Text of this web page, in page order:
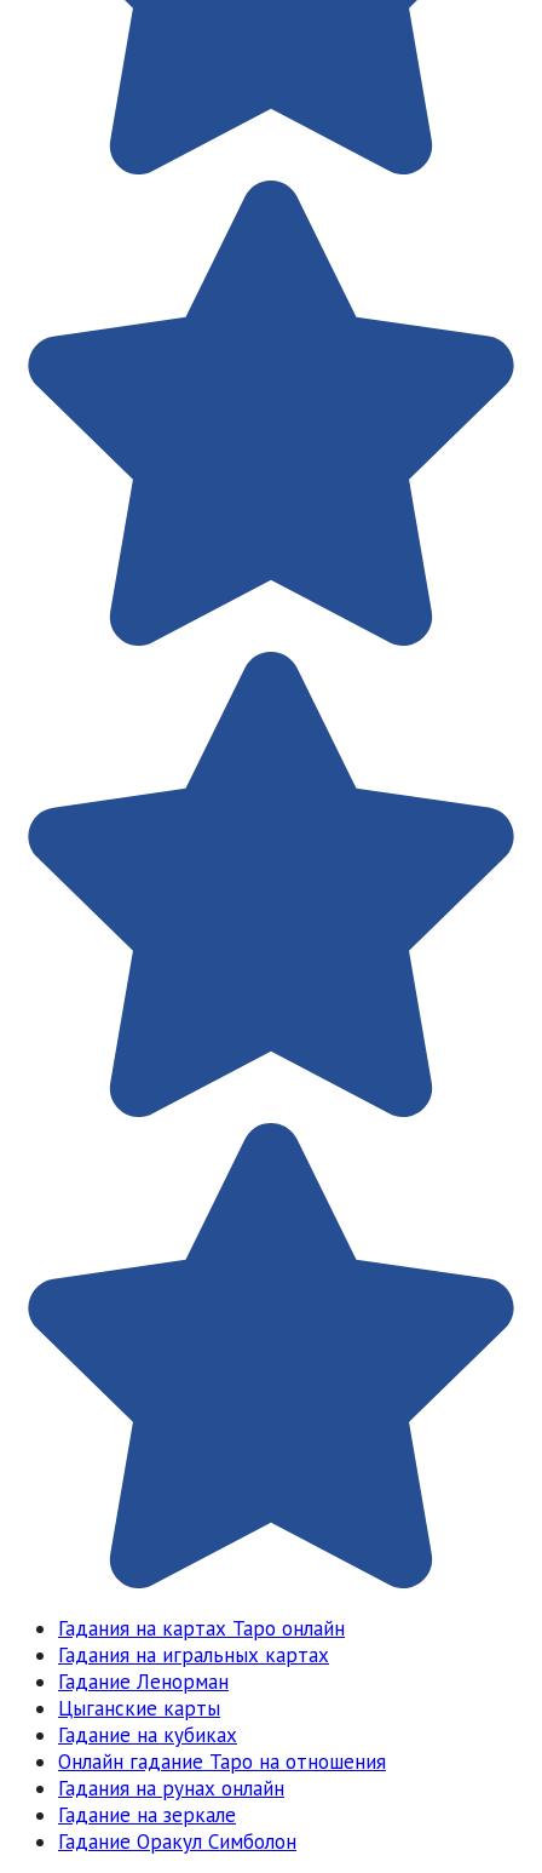
Гадания на картах Таро онлайн
Гадания на игральных картах
Гадание Ленорман
Цыганские карты
Гадание на кубиках
Онлайн гадание Таро на отношения
Гадания на рунах онлайн
Гадание на зеркале
Гадание Оракул Симболон